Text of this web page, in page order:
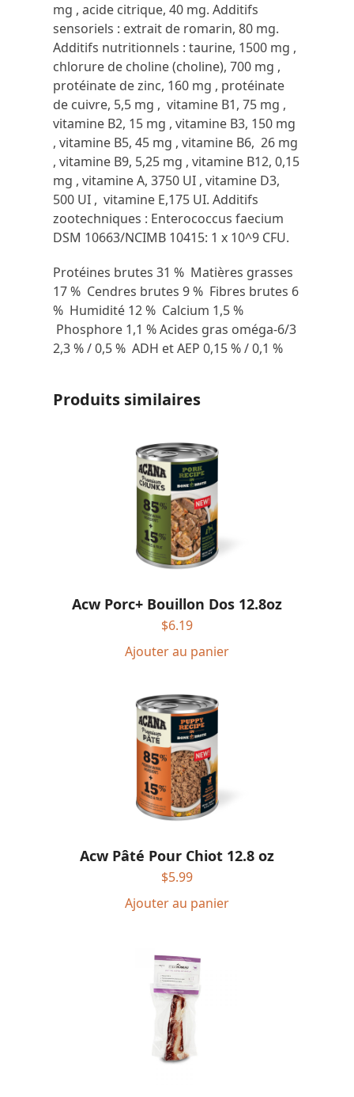
mg , acide citrique, 40 mg. Additifs
sensoriels : extrait de romarin, 80 mg.
Additifs nutritionnels : taurine, 1500 mg ,
chlorure de choline (choline), 700 mg ,
protéinate de zinc, 160 mg , protéinate
de cuivre, 5,5 mg , vitamine B1, 75 mg ,
vitamine B2, 15 mg , vitamine B3, 150 mg
, vitamine B5, 45 mg , vitamine B6, 26 mg
, vitamine B9, 5,25 mg , vitamine B12, 0,15
mg , vitamine A, 3750 UI , vitamine D3,
500 UI , vitamine E,175 UI. Additifs
zootechniques : Enterococcus faecium
DSM 10663/NCIMB 10415: 1 x 10^9 CFU.
Protéines brutes 31 % Matières grasses
17 % Cendres brutes 9 % Fibres brutes 6
% Humidité 12 % Calcium 1,5 %
Phosphore 1,1 % Acides gras oméga-6/3
2,3 % / 0,5 % ADH et AEP 0,15 % / 0,1 %
Produits similaires
Acw Porc+ Bouillon Dos 12.8oz
$6.19
Ajouter au panier
Acw Pâté Pour Chiot 12.8 oz
$5.99
Ajouter au panier